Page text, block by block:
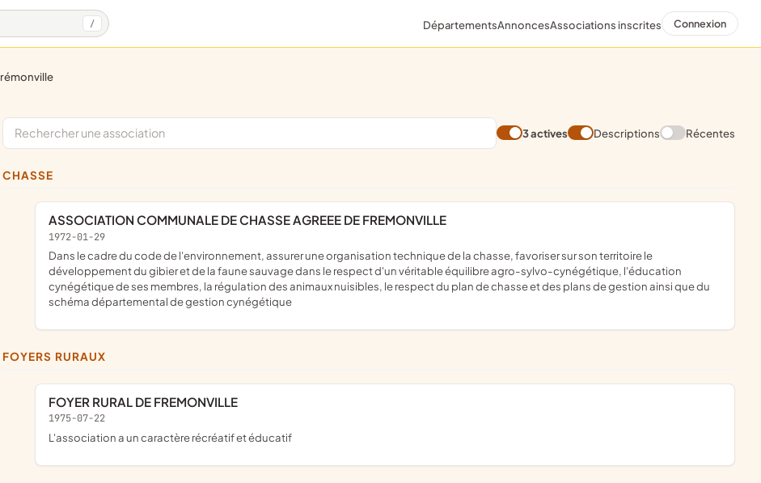
/ DépartementsAnnoncesAssociations inscrites Connexion
frémonville
3 actives Descriptions Récentes
CHASSE
ASSOCIATION COMMUNALE DE CHASSE AGREEE DE FREMONVILLE
1972-01-29
dans le cadre du code de l'environnement, assurer une organisation technique de la chasse, favoriser sur son territoire le
développement du gibier et de la faune sauvage dans le respect d'un véritable équilibre agro-sylvo-cynégétique, l'éducation
cynégétique de ses membres, la régulation des animaux nuisibles, le respect du plan de chasse et des plans de gestion ainsi que du
schéma départemental de gestion cynégétique
FOYERS RURAUX
FOYER RURAL DE FREMONVILLE
1975-07-22
l'association a un caractère récréatif et éducatif